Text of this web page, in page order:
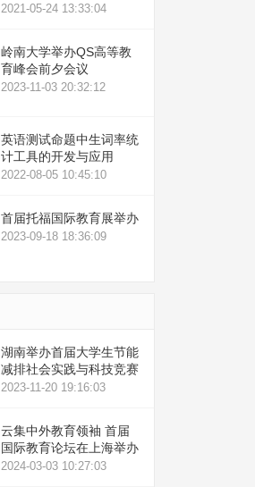
2021-05-24 13:33:04
岭南大学举办QS高等教
育峰会前夕会议
2023-11-03 20:32:12
英语测试命题中生词率统
计工具的开发与应用
2022-08-05 10:45:10
首届托福国际教育展举办
2023-09-18 18:36:09
湖南举办首届大学生节能
减排社会实践与科技竞赛
2023-11-20 19:16:03
云集中外教育领袖 首届
国际教育论坛在上海举办
2024-03-03 10:27:03